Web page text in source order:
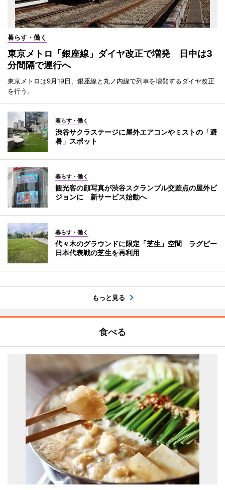
暮らす・働く
東京メトロ「銀座線」ダイヤ改正で増発 日中は3
分間隔で運行へ
東京メトロは9月19日、銀座線と丸ノ内線で列車を増発するダイヤ改正
を行う。
暮らす・働く
渋谷サクラステージに屋外エアコンやミストの「避
暑」スポット
暮らす・働く
観光客の顔写真が渋谷スクランブル交差点の屋外ビ
ジョンに 新サービス始動へ
暮らす・働く
代々木のグラウンドに限定「芝生」空間 ラグビー
日本代表戦の芝生を再利用
もっと見る
食べる